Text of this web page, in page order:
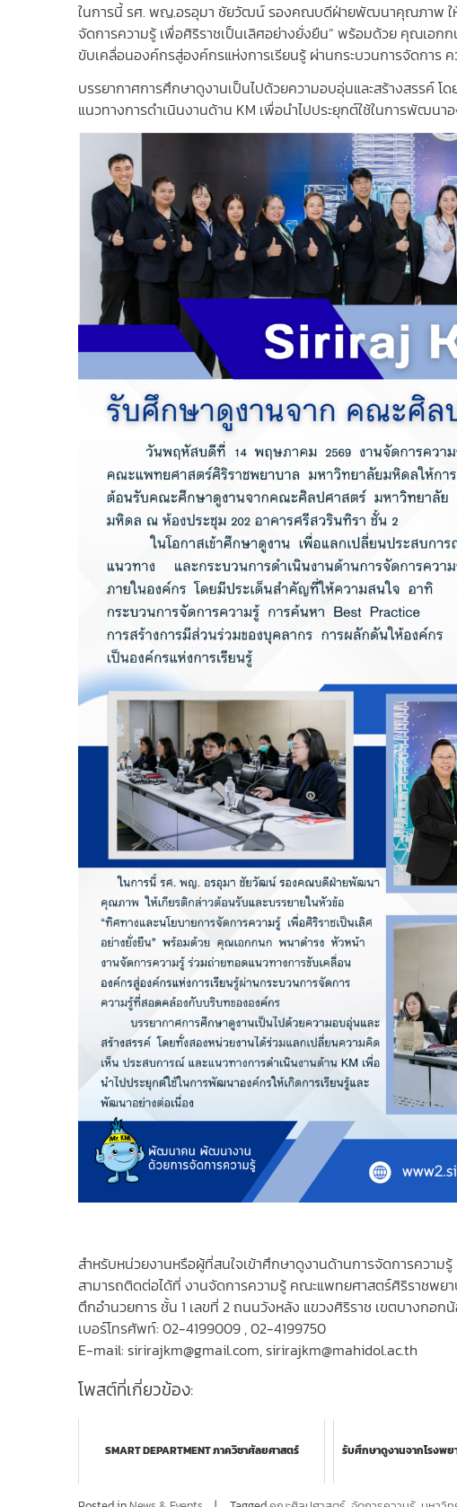
ในการนี้ รศ. พญ.อรอุมา ชัยวัฒน์ รองคณบดีฝ่ายพัฒนาคุณภาพ ให้
จัดการความรู้ เพื่อศิริราชเป็นเลิศอย่างยั่งยืน” พร้อมด้วย คุณเอ
ขับเคลื่อนองค์กรสู่องค์กรแห่งการเรียนรู้ ผ่านกระบวนการจัดกา
บรรยากาศการศึกษาดูงานเป็นไปด้วยความอบอุ่นและสร้างสรรค์
แนวทางการดำเนินงานด้าน KM เพื่อนำไปประยุกต์ใช้ในการพัฒน
สำหรับหน่วยงานหรือผู้ที่สนใจเข้าศึกษาดูงานด้านการจัดการความรู้
สามารถติดต่อได้ที่ งานจัดการความรู้ คณะแพทยศาสตร์ศิริราชพย
ตึกอำนวยการ ชั้น 1 เลขที่ 2 ถนนวังหลัง แขวงศิริราช เขตบางกอก
เบอร์โทรศัพท์: 02-4199009 , 02-4199750
E-mail: sirirajkm@gmail.com, sirirajkm@mahidol.ac.th
โพสต์ที่เกี่ยวข้อง:
SMART DEPARTMENT ภาควิชาศัลยศาสตร์ รับศึกษาดูงานจากโรงพ